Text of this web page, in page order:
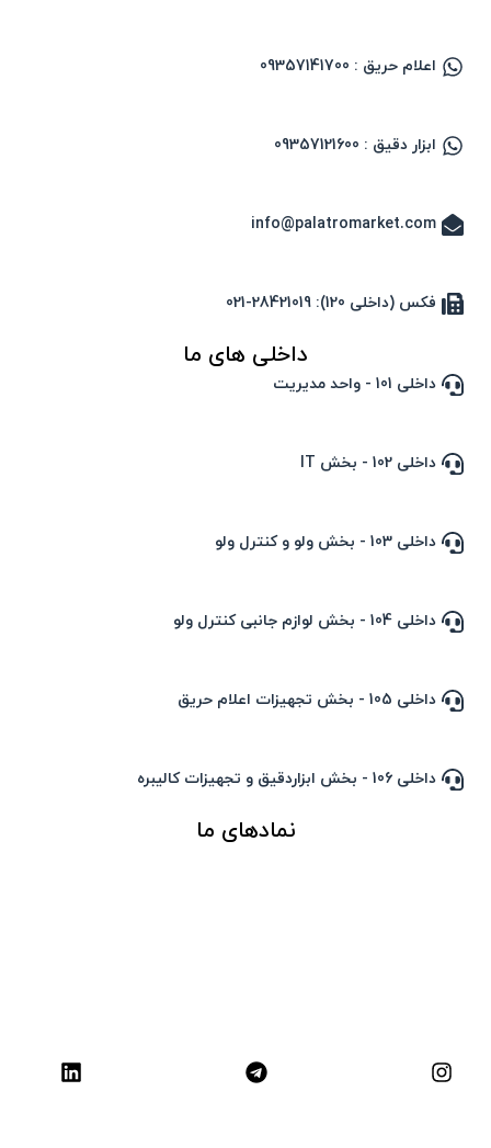
اعلام حریق : 09357141700
ابزار دقیق : 09357121600
info@palatromarket.com
فکس (داخلی 120): 28421019-021
داخلی های ما
داخلی 101 - واحد مدیریت
داخلی 102 - بخش IT
داخلی 103 - بخش ولو و کنترل ولو
داخلی 104 - بخش لوازم جانبی کنترل ولو
داخلی 105 - بخش تجهیزات اعلام حریق
داخلی 106 - بخش ابزاردقیق و تجهیزات کالیبره
نمادهای ما